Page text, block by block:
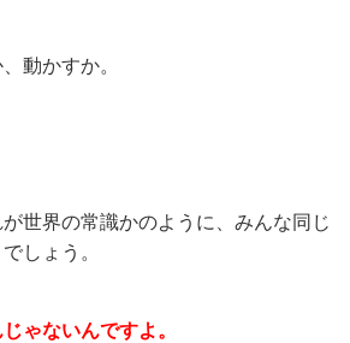
動かすか。
世界の常識かのように、みんな同じ
しょう。
ゃないんですよ。